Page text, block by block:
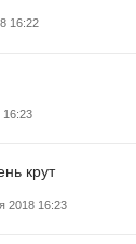
16:22
16:23
крут
2018 16:23